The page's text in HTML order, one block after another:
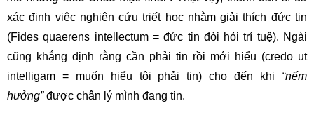
xác định việc nghiên cứu triết học nhằm giải thích đức tin
(Fides quaerens intellectum = đức tin đòi hỏi trí tuệ). Ngài
cũng khẳng định rằng cần phải tin rồi mới hiểu (credo ut
intelligam = muốn hiểu tôi phải tin) cho đến khi “nếm
hưởng”được chân lý mình đang tin.